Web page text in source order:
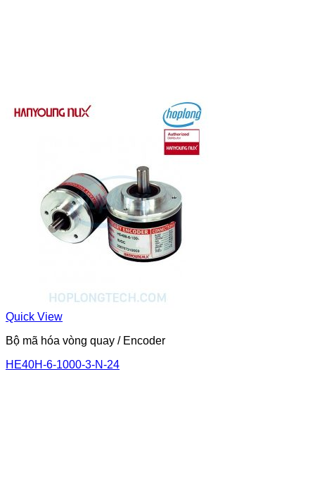
Quick View
Bộ mã hóa vòng quay / Encoder
HE40H-6-1000-3-N-24